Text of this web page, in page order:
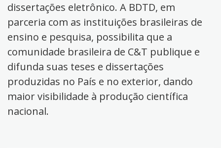
dissertações eletrônico. A BDTD, em
parceria com as instituições brasileiras de
ensino e pesquisa, possibilita que a
comunidade brasileira de C&T publique e
difunda suas teses e dissertações
produzidas no País e no exterior, dando
maior visibilidade à produção científica
nacional.